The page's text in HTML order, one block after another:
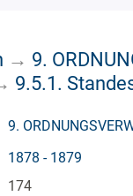
→ 9.
9.5.1.
9.
1878 - 1879
174